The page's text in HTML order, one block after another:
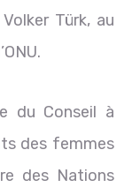
Türk, au
du Conseil à
des femmes
des Nations